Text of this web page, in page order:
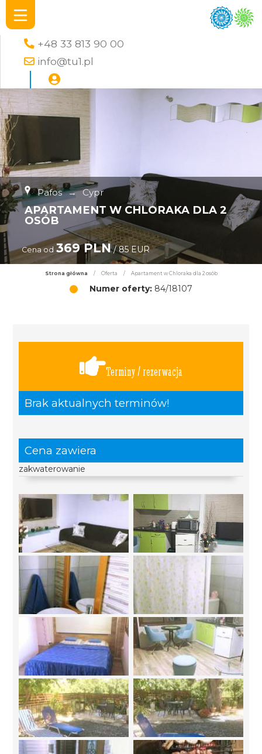
+48 33 813 90 00
info@tu1.pl
Pafos → Cypr
APARTAMENT W CHLORAKA DLA 2
OSÓB
Cena od 369 PLN/ 85 EUR
Strona główna / Oferta / Apartament w Chloraka dla 2 osób
Numer oferty: 84/18107
Terminy / rezerwacja
Brak aktualnych terminów!
Cena zawiera
zakwaterowanie